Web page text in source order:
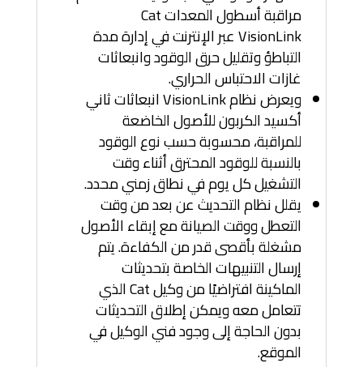
مراقبة أسطول المعدات Cat
VisionLink عبر الإنترنت في إدارة مدة
التباطؤ وتقليل حرق الوقود وانبعاثات
غازات الاحتباس الحراري.
ويعرض نظام VisionLink انبعاثات ثاني
أكسيد الكربون للأصول الخاضعة
للمراقبة، محسوبة حسب نوع الوقود
بالنسبة للوقود المحترق أثناء وقت
التشغيل كل يوم في نطاق زمني محدد.
يقلل نظام التحديث عن بعد من وقت
التعطل ووقت الصيانة مع إبقاء الأصول
مشغلة بأقصى قدر من الكفاءة. يتم
إرسال التنبيهات الخاصة بتحديثات
الماكينة افتراضيًا من وكيل Cat الذي
تتعامل معه ويمكن إطلاق التحديثات
بدون الحاجة إلى وجود فني الوكيل في
الموقع.